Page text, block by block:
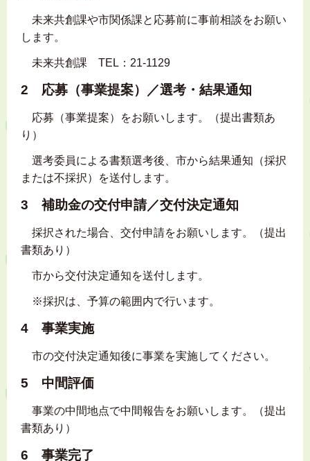
未来共創課や市関係課と応募前に事前相談をお願い
します。
未来共創課 TEL：21-1129
2 応募（事業提案）／選考・結果通知
応募（事業提案）をお願いします。（提出書類あ
り）
選考委員による書類選考後、市から結果通知（採択
または不採択）を送付します。
3 補助金の交付申請／交付決定通知
採択された場合、交付申請をお願いします。（提出
書類あり）
市から交付決定通知を送付します。
※採択は、予算の範囲内で行います。
4 事業実施
市の交付決定通知後に事業を実施してください。
5 中間評価
事業の中間地点で中間報告をお願いします。（提出
書類あり）
6 事業完了